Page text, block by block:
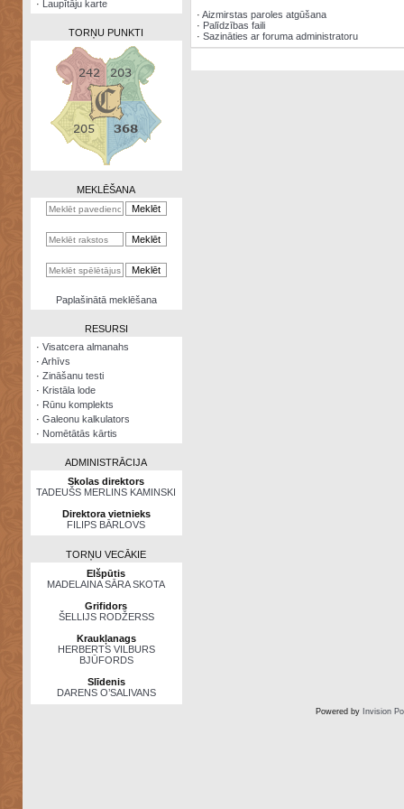
Zināšanu
kalkulators
Nomētātās
· Laupītāju karte
TORŅU PUNKTI
MEKLĒŠANA
Paplašinātā meklēšana
RESURSI
· Visatcera almanahs
· Arhīvs
· Zināšanu testi
· Kristāla lode
· Rūnu komplekts
· Galeonu kalkulators
· Nomētātās kārtis
ADMINISTRĀCIJA
Skolas direktors
TADEUŠS MERLINS KAMINSKI
Direktora vietnieks
FILIPS BĀRLOVS
TORŅU VECĀKIE
Elšpūtis
MADELAINA SĀRA SKOTA
Grifidors
ŠELLIJS RODŽERSS
Kraukļanags
HERBERTS VILBURS
BJŪFORDS
Slīdenis
DARENS O’SALIVANS
· Aizmirstas paroles atgūšana
· Palīdzības faili
· Sazināties ar foruma administratoru
Powered by Invision